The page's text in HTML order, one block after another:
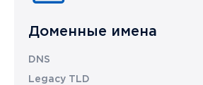
Доменные имена
DNS
Legacy TLD